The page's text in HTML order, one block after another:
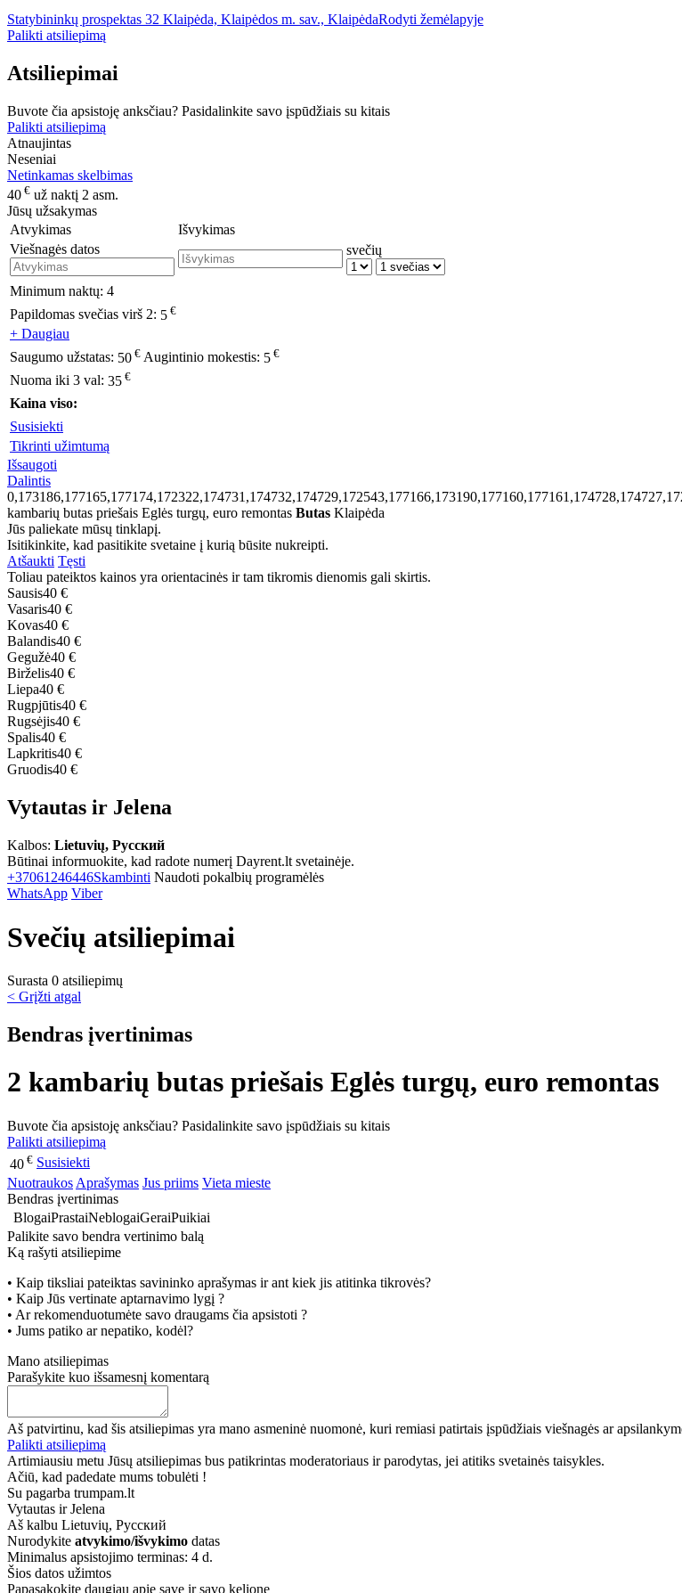
Statybininkų prospektas 32 Klaipėda, Klaipėdos m. sav., KlaipėdaRodyti žemėlapyje
Palikti atsiliepimą
Atsiliepimai
Buvote čia apsistoję anksčiau? Pasidalinkite savo įspūdžiais su kitais
Palikti atsiliepimą
Atnaujintas
Neseniai
Netinkamas skelbimas
40 € už naktį 2 asm.
Jūsų užsakymas
Atvykimas
Išvykimas
Viešnagės datos
svečių
Minimum naktų: 4
Papildomas svečias virš 2: 5 €
+ Daugiau
Saugumo užstatas: 50 € Augintinio mokestis: 5 €
Nuoma iki 3 val: 35 €
Kaina viso:
Susisiekti
Tikrinti užimtumą
Išsaugoti
Dalintis
kambarių butas priešais Eglės turgų, euro remontas Butas Klaipėda
Jūs paliekate mūsų tinklapį.
Isitikinkite, kad pasitikite svetaine į kurią būsite nukreipti.
Atšaukti Tęsti
Toliau pateiktos kainos yra orientacinės ir tam tikromis dienomis gali skirtis.
Sausis40 €
Vasaris40 €
Kovas40 €
Balandis40 €
Gegužė40 €
Birželis40 €
Liepa40 €
Rugpjūtis40 €
Rugsėjis40 €
Spalis40 €
Lapkritis40 €
Gruodis40 €
Vytautas ir Jelena
Kalbos: Lietuvių, Русский
Būtinai informuokite, kad radote numerį Dayrent.lt svetainėje.
+37061246446Skambinti Naudoti pokalbių programėlės
WhatsApp Viber
Svečių atsiliepimai
Surasta 0 atsiliepimų
< Grįžti atgal
Bendras įvertinimas
2 kambarių butas priešais Eglės turgų, euro remontas
Buvote čia apsistoję anksčiau? Pasidalinkite savo įspūdžiais su kitais
Palikti atsiliepimą
40 € Susisiekti
Nuotraukos Aprašymas Jus priims Vieta mieste
Bendras įvertinimas
BlogaiPrastaiNeblogaiGeraiPuikiai
Palikite savo bendra vertinimo balą
Ką rašyti atsiliepime
• Kaip tiksliai pateiktas savininko aprašymas ir ant kiek jis atitinka tikrovės?
• Kaip Jūs vertinate aptarnavimo lygį ?
• Ar rekomenduotumėte savo draugams čia apsistoti ?
• Jums patiko ar nepatiko, kodėl?
Mano atsiliepimas
Parašykite kuo išsamesnį komentarą
Aš patvirtinu, kad šis atsiliepimas yra mano asmeninė nuomonė, kuri remiasi patirtais įspūdžiais viešnagės ar
Palikti atsiliepimą
Artimiausiu metu Jūsų atsiliepimas bus patikrintas moderatoriaus ir parodytas, jei atitiks svetainės taisykles.
Ačiū, kad padedate mums tobulėti !
Su pagarba trumpam.lt
Vytautas ir Jelena
Aš kalbu Lietuvių, Русский
Nurodykite atvykimo/išvykimo datas
Minimalus apsistojimo terminas: 4 d.
Šios datos užimtos
Papasakokite daugiau apie save ir savo kelionę